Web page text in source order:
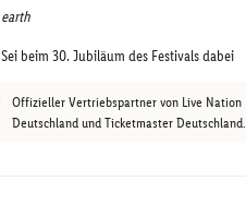
earth
Sei beim 30. Jubiläum des Festivals dabei
Offizieller Vertriebspartner von Live Nation
Deutschland und Ticketmaster Deutschland.